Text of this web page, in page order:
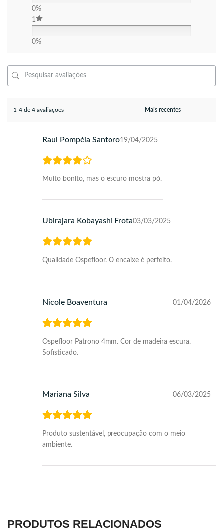
0%
1
0%
1-4 de 4 avaliações
Raul Pompéia Santoro19/04/2025
Muito bonito, mas o escuro mostra pó.
Ubirajara Kobayashi Frota03/03/2025
Qualidade Ospefloor. O encaixe é perfeito.
Nicole Boaventura 01/04/2026
Ospefloor Patrono 4mm. Cor de madeira escura.
Sofisticado.
Mariana Silva 06/03/2025
Produto sustentável, preocupação com o meio
ambiente.
PRODUTOS RELACIONADOS